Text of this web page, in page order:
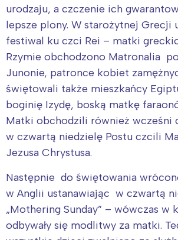
urodzaju, a czczenie ich
lepsze plony. W starożytnej Grecji
festiwal ku czci Rei – matki
Rzymie obchodzono Matronalia
Junonie, patronce kobiet
świętowali także mieszkańcy
boginię Izydę, boską matkę
Matki obchodzili również wcześni
w czwartą niedzielę Postu czcili
Jezusa Chrystusa.
Następnie do świętowania
w Anglii ustanawiając w czwartą
„Mothering Sunday” – wówczas w
odbywały się modlitwy za matki.